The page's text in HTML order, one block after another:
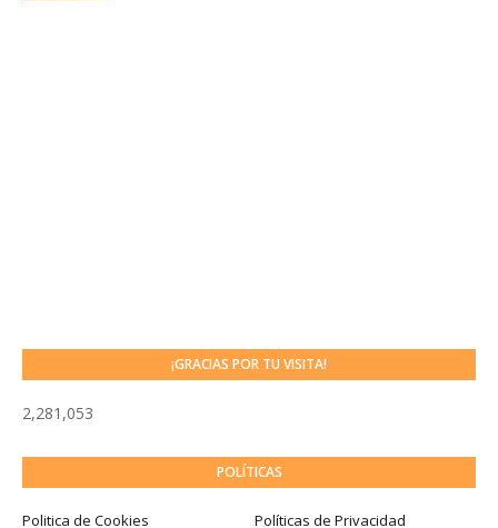
¡GRACIAS POR TU VISITA!
2,281,053
POLÍTICAS
Politica de Cookies
Políticas de Privacidad